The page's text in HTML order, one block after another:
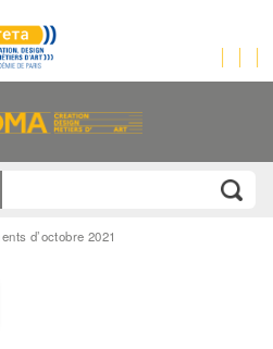
d’octobre 2021